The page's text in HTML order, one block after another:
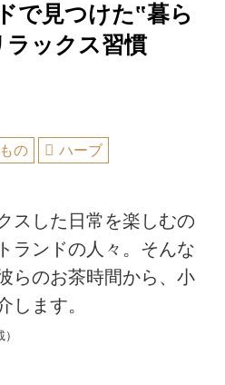
で見つけた‟暮ら
ラックス習慣
の ハーブ
スした日常を楽しむの
ランドの人々。そんな
らのお茶時間から、小
します。